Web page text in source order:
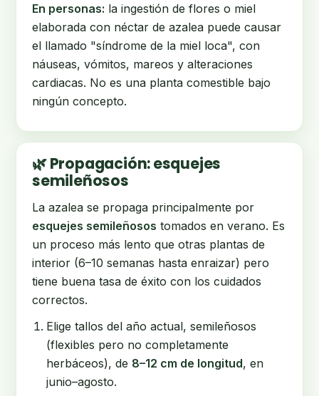
En personas: la ingestión de flores o miel
elaborada con néctar de azalea puede causar
el llamado "síndrome de la miel loca", con
náuseas, vómitos, mareos y alteraciones
cardiacas. No es una planta comestible bajo
ningún concepto.
🌿 Propagación: esquejes
semileñosos
La azalea se propaga principalmente por
esquejes semileñosos tomados en verano. Es
un proceso más lento que otras plantas de
interior (6–10 semanas hasta enraizar) pero
tiene buena tasa de éxito con los cuidados
correctos.
Elige tallos del año actual, semileñosos
(flexibles pero no completamente
herbáceos), de 8–12 cm de longitud, en
junio–agosto.